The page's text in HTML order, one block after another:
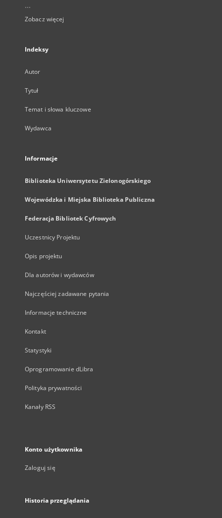
...
Zobacz więcej
Indeksy
Autor
Tytuł
Temat i słowa kluczowe
Wydawca
Informacje
Biblioteka Uniwersytetu Zielonogórskiego
Wojewódzka i Miejska Biblioteka Publiczna
Federacja Bibliotek Cyfrowych
Uczestnicy Projektu
Opis projektu
Dla autorów i wydawców
Najczęściej zadawane pytania
Informacje techniczne
Kontakt
Statystyki
Oprogramowanie dLibra
Polityka prywatności
Kanały RSS
Konto użytkownika
Zaloguj się
Historia przeglądania